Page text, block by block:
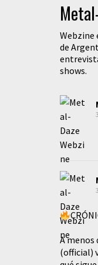
Webzine
de
shows.
A menos
(official)